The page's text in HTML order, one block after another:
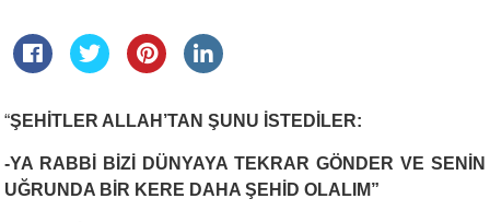
“ŞEHİTLER ALLAH’TAN ŞUNU İSTEDİLER:
-YA RABBİ BİZİ DÜNYAYA TEKRAR GÖNDER VE SENİN
UĞRUNDA BİR KERE DAHA ŞEHİD OLALIM”